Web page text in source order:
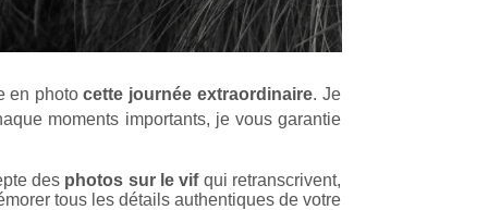
en photocette journée extraordinaire. Je
moments importants, je vous garantie
des photos sur le vifqui retranscrivent,
tous les détails authentiques de votre